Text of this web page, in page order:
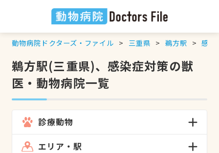
動物病院ドクターズ・ファイル 三重県 鵜方駅 感染
鵜方駅(三重県)、感染症対策の獣
医・動物病院一覧
診療動物
エリア・駅